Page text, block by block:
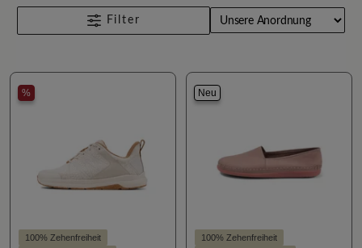
Filter
%
100% Zehenfreiheit
Neu
100% Zehenfreiheit